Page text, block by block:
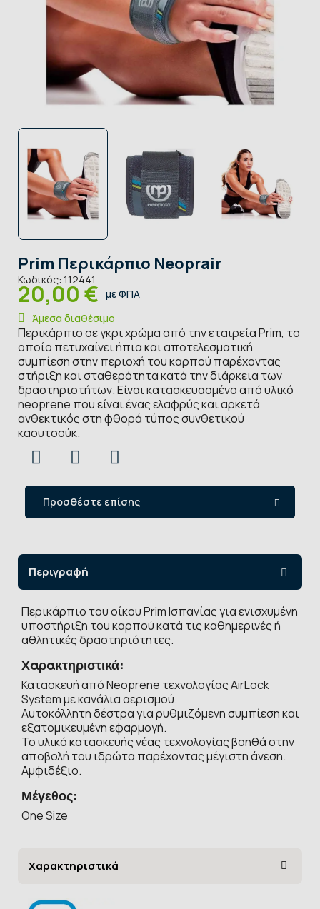
Prim Περικάρπιο Neoprair
Κωδικός: 112441
20,00 € με ΦΠΑ
Άμεσα διαθέσιμο
Περικάρπιο σε γκρι χρώμα από την εταιρεία Prim, το
οποίο πετυχαίνει ήπια και αποτελεσματική
συμπίεση στην περιοχή του καρπού παρέχοντας
στήριξη και σταθερότητα κατά την διάρκεια των
δραστηριοτήτων. Είναι κατασκευασμένο από υλικό
neoprene που είναι ένας ελαφρύς και αρκετά
ανθεκτικός στη φθορά τύπος συνθετικού
καουτσούκ.
Προσθέστε επίσης
Περιγραφή
Περικάρπιο του οίκου Prim Ισπανίας για ενισχυμένη
υποστήριξη του καρπού κατά τις καθημερινές ή
αθλητικές δραστηριότητες.
Χαρακτηριστικά:
Κατασκευή από Neoprene τεχνολογίας AirLock
System με κανάλια αερισμού.
Αυτοκόλλητη δέστρα για ρυθμιζόμενη συμπίεση και
εξατομικευμένη εφαρμογή.
Το υλικό κατασκευής νέας τεχνολογίας βοηθά στην
αποβολή του ιδρώτα παρέχοντας μέγιστη άνεση.
Αμφιδέξιο.
Μέγεθος:
One Size
Χαρακτηριστικά